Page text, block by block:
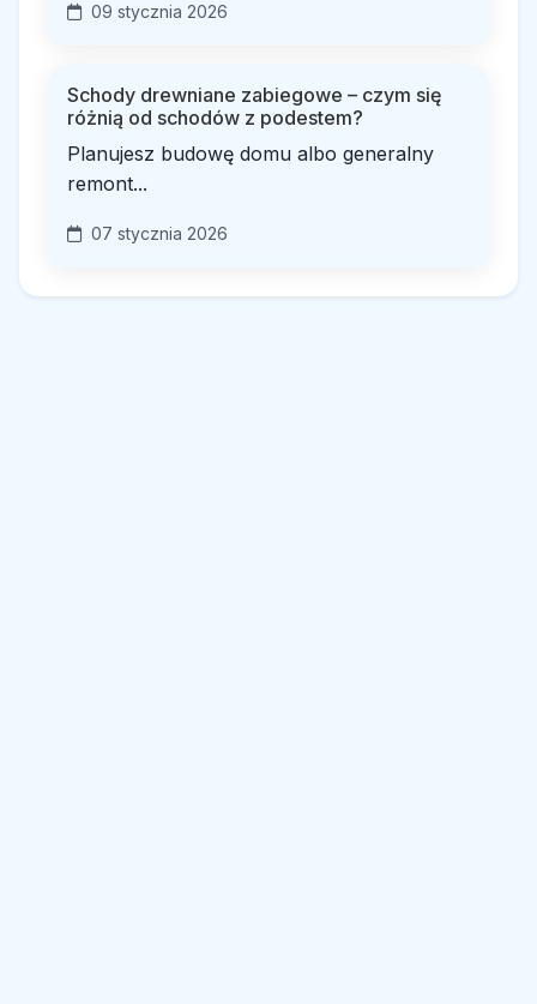
09 stycznia 2026
Schody drewniane zabiegowe – czym się
różnią od schodów z podestem?
Planujesz budowę domu albo generalny
remont...
07 stycznia 2026